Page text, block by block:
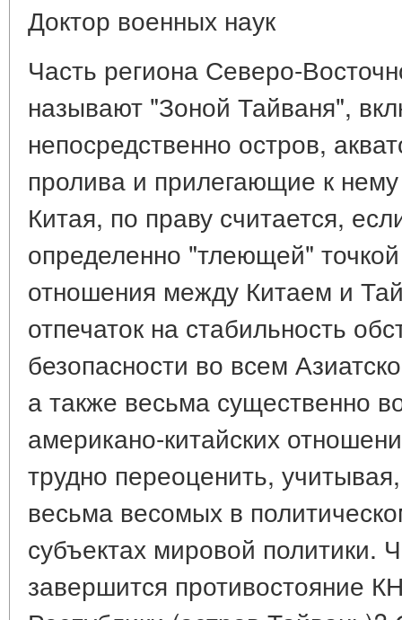
Доктор военных наук
Часть региона Северо-
называют "Зоной Тайваня",
непосредственно остров,
пролива и прилегающие к
Китая, по праву считается,
определенно "тлеющей"
отношения между Китаем и
отпечаток на стабильность
безопасности во всем
а также весьма существенно
американо-китайских
трудно переоценить,
весьма весомых в
субъектах мировой политики.
завершится противостояние